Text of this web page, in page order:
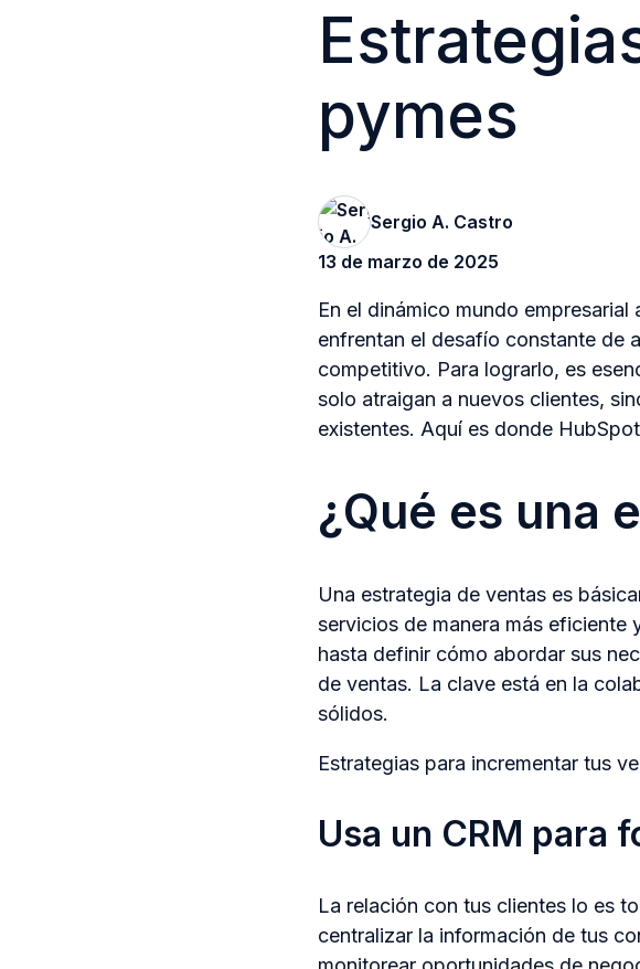
pymes
Sergio A. Castro
13 de marzo de 2025
En el dinámico mundo
enfrentan el desafío constante de
competitivo. Para lograrlo, es
solo atraigan a nuevos clientes,
existentes. Aquí es donde
¿Qué es una
Una estrategia de ventas es
servicios de manera más
hasta definir cómo abordar sus
de ventas. La clave está en la
sólidos.
Estrategias para incrementar tus
Usa un CRM para
La relación con tus clientes lo es
centralizar la información de tus